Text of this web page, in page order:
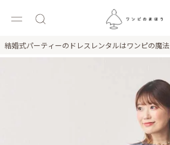
結婚式パーティーのドレスレンタルはワンピの魔法